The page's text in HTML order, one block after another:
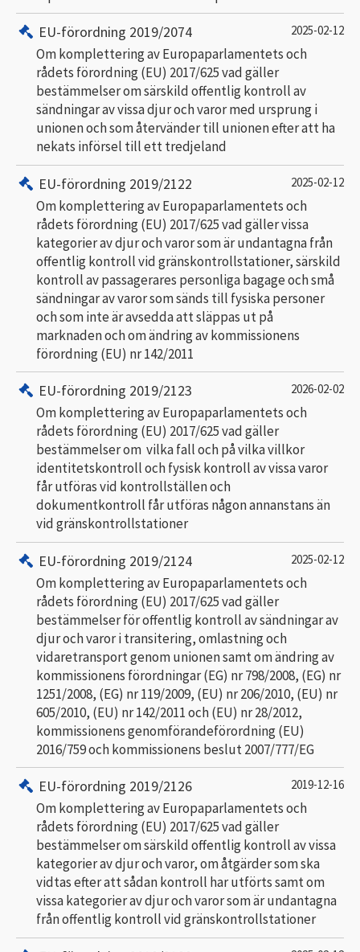
EU-förordning 2019/2074 2025-02-12
Om komplettering av Europaparlamentets och
rådets förordning (EU) 2017/625 vad gäller
bestämmelser om särskild offentlig kontroll av
sändningar av vissa djur och varor med ursprung i
unionen och som återvänder till unionen efter att ha
nekats införsel till ett tredjeland
EU-förordning 2019/2122 2025-02-12
Om komplettering av Europaparlamentets och
rådets förordning (EU) 2017/625 vad gäller vissa
kategorier av djur och varor som är undantagna från
offentlig kontroll vid gränskontrollstationer, särskild
kontroll av passagerares personliga bagage och små
sändningar av varor som sänds till fysiska personer
och som inte är avsedda att släppas ut på
marknaden och om ändring av kommissionens
förordning (EU) nr 142/2011
EU-förordning 2019/2123 2026-02-02
Om komplettering av Europaparlamentets och
rådets förordning (EU) 2017/625 vad gäller
bestämmelser om vilka fall och på vilka villkor
identitetskontroll och fysisk kontroll av vissa varor
får utföras vid kontrollställen och
dokumentkontroll får utföras någon annanstans än
vid gränskontrollstationer
EU-förordning 2019/2124 2025-02-12
Om komplettering av Europaparlamentets och
rådets förordning (EU) 2017/625 vad gäller
bestämmelser för offentlig kontroll av sändningar av
djur och varor i transitering, omlastning och
vidaretransport genom unionen samt om ändring av
kommissionens förordningar (EG) nr 798/2008, (EG) nr
1251/2008, (EG) nr 119/2009, (EU) nr 206/2010, (EU) nr
605/2010, (EU) nr 142/2011 och (EU) nr 28/2012,
kommissionens genomförandeförordning (EU)
2016/759 och kommissionens beslut 2007/777/EG
EU-förordning 2019/2126 2019-12-16
Om komplettering av Europaparlamentets och
rådets förordning (EU) 2017/625 vad gäller
bestämmelser om särskild offentlig kontroll av vissa
kategorier av djur och varor, om åtgärder som ska
vidtas efter att sådan kontroll har utförts samt om
vissa kategorier av djur och varor som är undantagna
från offentlig kontroll vid gränskontrollstationer